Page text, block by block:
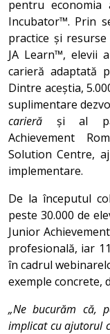
pentru economia
Incubator™. Prin
practice și
JA Learn™, elevii
carieră adaptată
Dintre aceștia,
suplimentare
carieră și al
Achievement
Solution Centre,
implementare.
De la începutul
peste 30.000 de
Junior
profesională, iar
în cadrul
exemple concrete,
„Ne bucurăm că,
implicat cu ajutorul